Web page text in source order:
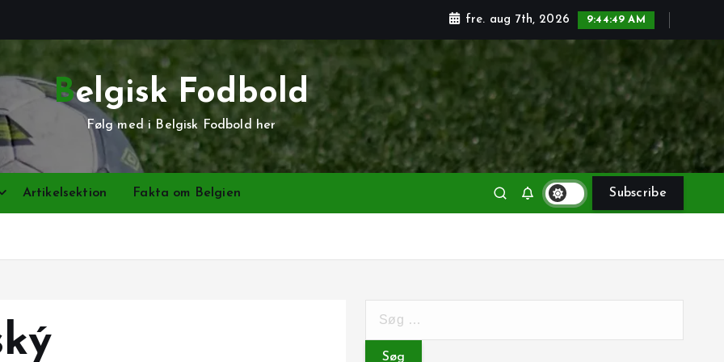
fre. aug 7th, 2026 9:44:50 AM
Belgisk Fodbold
Følg med i Belgisk Fodbold her
Artikelsektion Fakta om Belgien Subscribe